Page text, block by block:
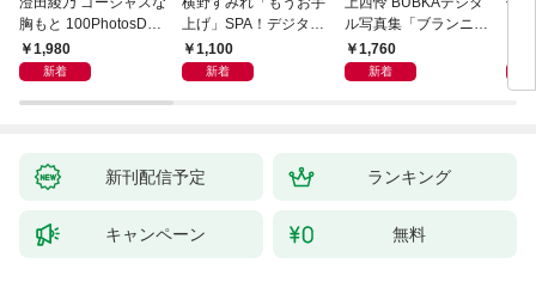
胸もと 100PhotosDX
[sabra net e-Book]
1,980
新着
上げ」SPA！デジタル
写真集
1,100
新着
ル写真集「ブランニュ
ー・レイ」
1,760
新着
写
新刊配信予定 ランキング
キャンペーン 無料